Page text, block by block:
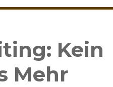
Kein
Mehr